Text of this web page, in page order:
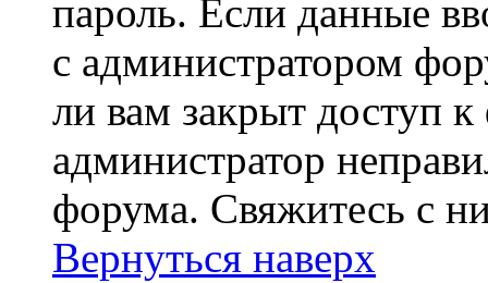
пароль. Если данные
с администратором
ли вам закрыт доступ
администратор
форума. Свяжитесь с
Вернуться наверх